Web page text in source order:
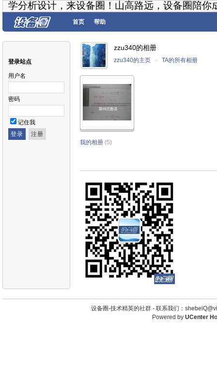
学分析设计，来设备圈！山高路远，设备圈陪你
首页 帮助
登录站点
用户名
密码
记住我
zzu340的相册
zzu340的主页 » TA的所有相册
我的相册 (5)
设备圈-技术精英的社群 - 联系我们：
Powered by UCenter